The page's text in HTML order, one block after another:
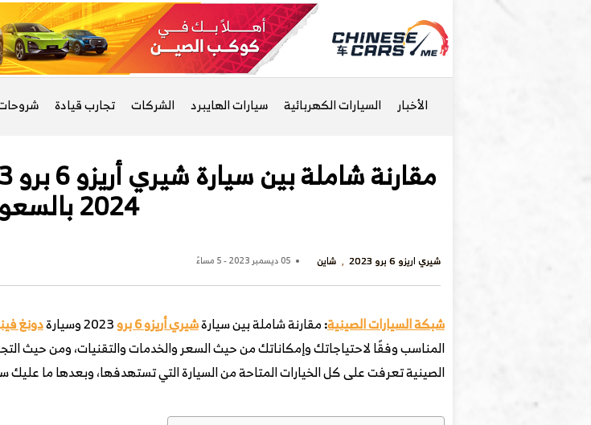
الأخبار السيارات الكهربائية سيارات الهايبرد الشركات تجارب قيادة
2024 بالسعودية
شيري اريزو 6 برو 2023 شاين 05 ديسمبر 2023 - 5 مساءً
شبكة السيارات الصينية:مقارنة شاملة بين سيارةشيري أريزو 6 برو دونغ
المناسب وفقًا لاحتياجاتك وإمكاناتك من حيث السعر والخدمات والتقنيات، ومن حيث
الصينية تعرفت على كل الخيارات المتاحة من السيارة التي تستهدفها، وبعدها ما عليك